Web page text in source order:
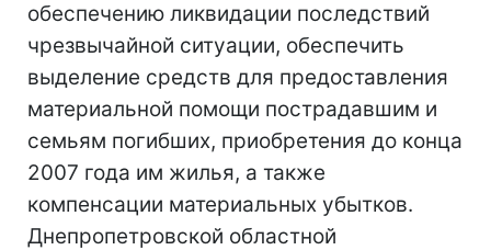
обеспечению ликвидации последствий
чрезвычайной ситуации, обеспечить
выделение средств для предоставления
материальной помощи пострадавшим и
семьям погибших, приобретения до конца
2007 года им жилья, а также
компенсации материальных убытков.
Днепропетровской областной